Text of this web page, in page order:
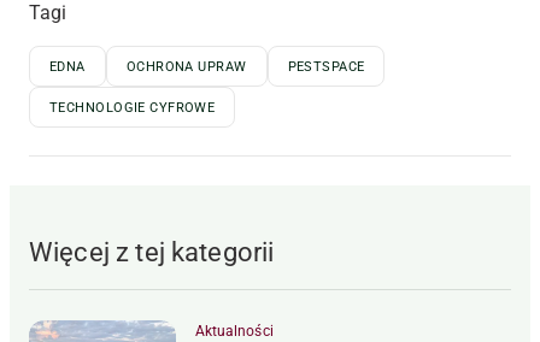
Tagi
EDNA OCHRONA UPRAW PESTSPACE
TECHNOLOGIE CYFROWE
Więcej z tej kategorii
Aktualności